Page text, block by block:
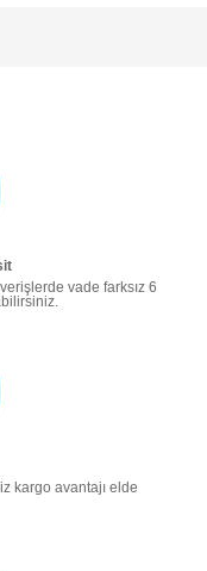
vade farksız 6
kargo avantajı elde